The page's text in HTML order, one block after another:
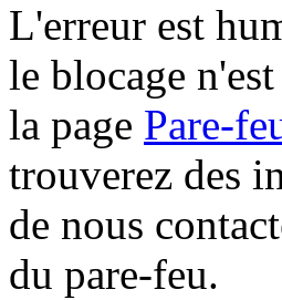
L'erreur est
le blocage
la page Pare-
trouverez des
de nous
du pare-feu.